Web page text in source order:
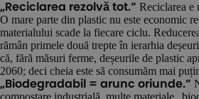
„Reciclarea rezolvă tot.” Reciclarea e
O mare parte din plastic nu este economic
materialului scade la fiecare ciclu.
rămân primele două trepte în ierarhia
că, fără măsuri ferme, deșeurile de plastic
2060; deci cheia este să consumăm mai
„Biodegradabil = arunc oriunde.”
compostare industrială, multe materiale